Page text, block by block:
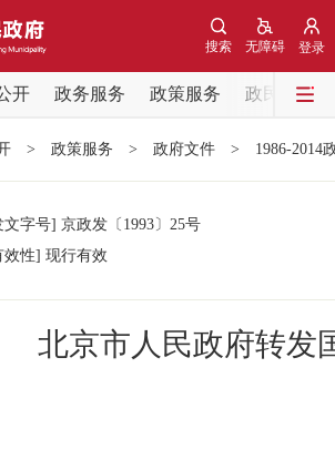
登录
无障碍
搜索
开 政务服务 政策服务
政民互动
党中央精神
> 政策服务 > 政府文件 > 1986-2014
文字号] 京政发 〔1993〕 25号
效性] 现行有效
北京市人民政府转发